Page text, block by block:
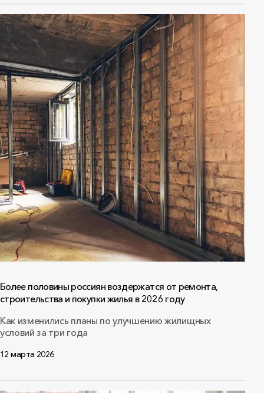
Более половины россиян воздержатся от ремонта,
строительства и покупки жилья в 2026 году
Как изменились планы по улучшению жилищных
условий за три года
12 марта 2026